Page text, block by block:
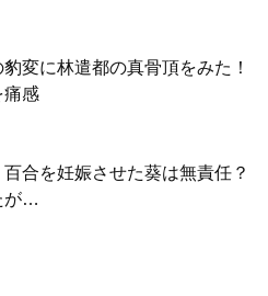
豹変に林遣都の真骨頂をみた！
痛感
合を妊娠させた葵は無責任？
が…